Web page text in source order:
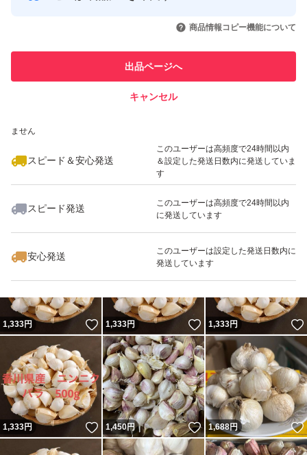
ヤマト便(ネコポス)で常温発送させていただきます。
引を完了させた実績があります
での取引実績があります
ません
スピード＆安心発送
このユーザーは高頻度で24時間以内
＆設定した発送日数内に発送していま
す
スピード発送
このユーザーは高頻度で24時間以内
に発送しています
安心発送
このユーザーは設定した発送日数内に
発送しています
商品情報コピー機能について
出品ページへ
キャンセル
いいね！
1,300
1,333円 いいね！
1,333円 いいね！
1,333円
1,333円 いいね！
1,450円 いいね！
1,688円